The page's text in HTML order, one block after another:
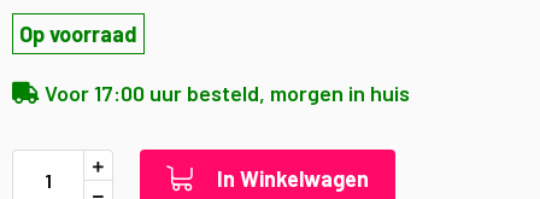
Op voorraad
Voor 17:00 uur besteld, morgen in huis
In Winkelwagen